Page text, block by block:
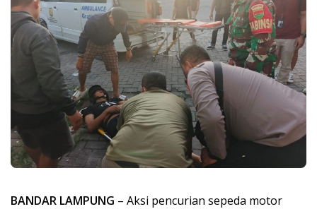
BANDAR LAMPUNG – Aksi pencurian sepeda motor